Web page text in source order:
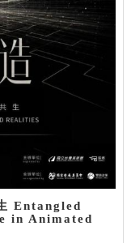
Entangled
in Animated